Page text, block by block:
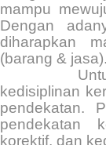
mampu
Dengan
diharapkan
(barang & jasa).
kedisiplinan
pendekatan.
pendekatan
korektif, dan